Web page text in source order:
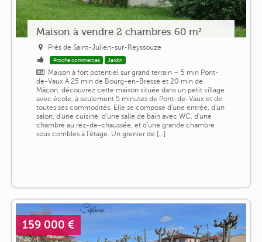
Maison à vendre 2 chambres 60 m²
Près de Saint-Julien-sur-Reyssouze
Proche commerces Jardin
Maison à fort potentiel sur grand terrain – 5 min Pont-
de-Vaux À 25 min de Bourg-en-Bresse et 20 min de
Mâcon, découvrez cette maison située dans un petit village
avec école, à seulement 5 minutes de Pont-de-Vaux et de
toutes ses commodités. Elle se compose d'une entrée, d'un
salon, d'une cuisine, d'une salle de bain avec WC, d'une
chambre au rez-de-chaussée, et d'une grande chambre
sous combles à l'étage. Un grenier de [...]
159 000 €